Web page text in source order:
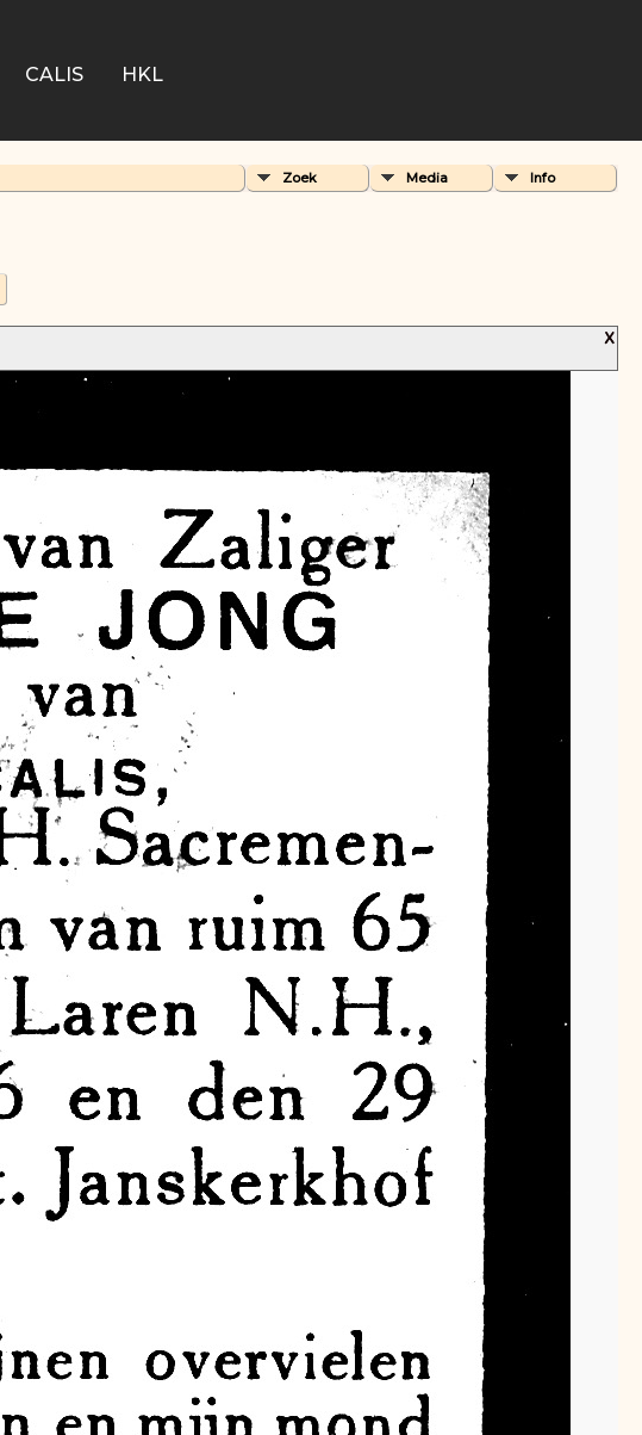
CALIS HKL
Zoek Media Info